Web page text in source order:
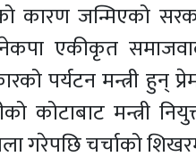
जन्मिएको
एकीकृत
पर्यटन मन्त्री हुन्
कोटाबाट मन्त्री
गरेपछि चर्चाको